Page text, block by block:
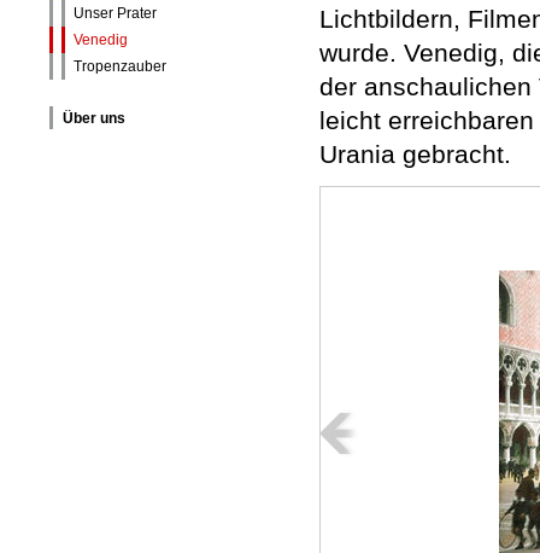
Unser Prater
Venedig
Tropenzauber
Über uns
Lichtbildern,
wurde. Venedig,
der anschaulichen
leicht
Urania gebracht.